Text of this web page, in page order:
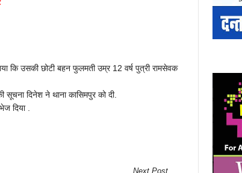
कि उसकी छोटी बहन फुलमती उम्र 12 वर्ष पुत्री रामसेवक
दिनेश ने थाना कासिमपुर को दी.
दिया .
Next Post